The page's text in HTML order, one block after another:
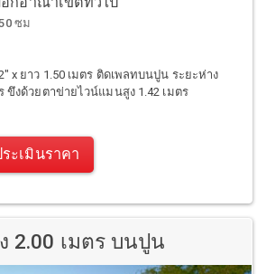
ซม
x ยาว 1.50 เมตร ติดเพลทบนปูน ระยะห่าง
ขึงด้วยตาข่ายไวน์แมนสูง 1.42 เมตร
ะเมินราคา
2.00 เมตร บนปูน